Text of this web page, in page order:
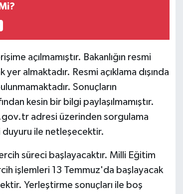
açılmamıştır. Bakanlığın resmi
almaktadır. Resmi açıklama dışında
Sonuçların
kesin bir bilgi paylaşılmamıştır.
adresi üzerinden sorgulama
duyuru ile netleşecektir.
süreci başlayacaktır. Milli Eğitim
işlemleri 13 Temmuz'da başlayacak
Yerleştirme sonuçları ile boş